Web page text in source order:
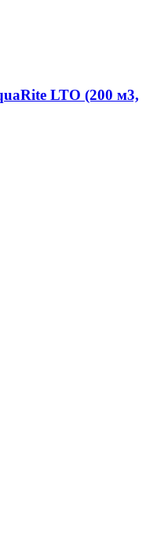
LTO (200 м3,